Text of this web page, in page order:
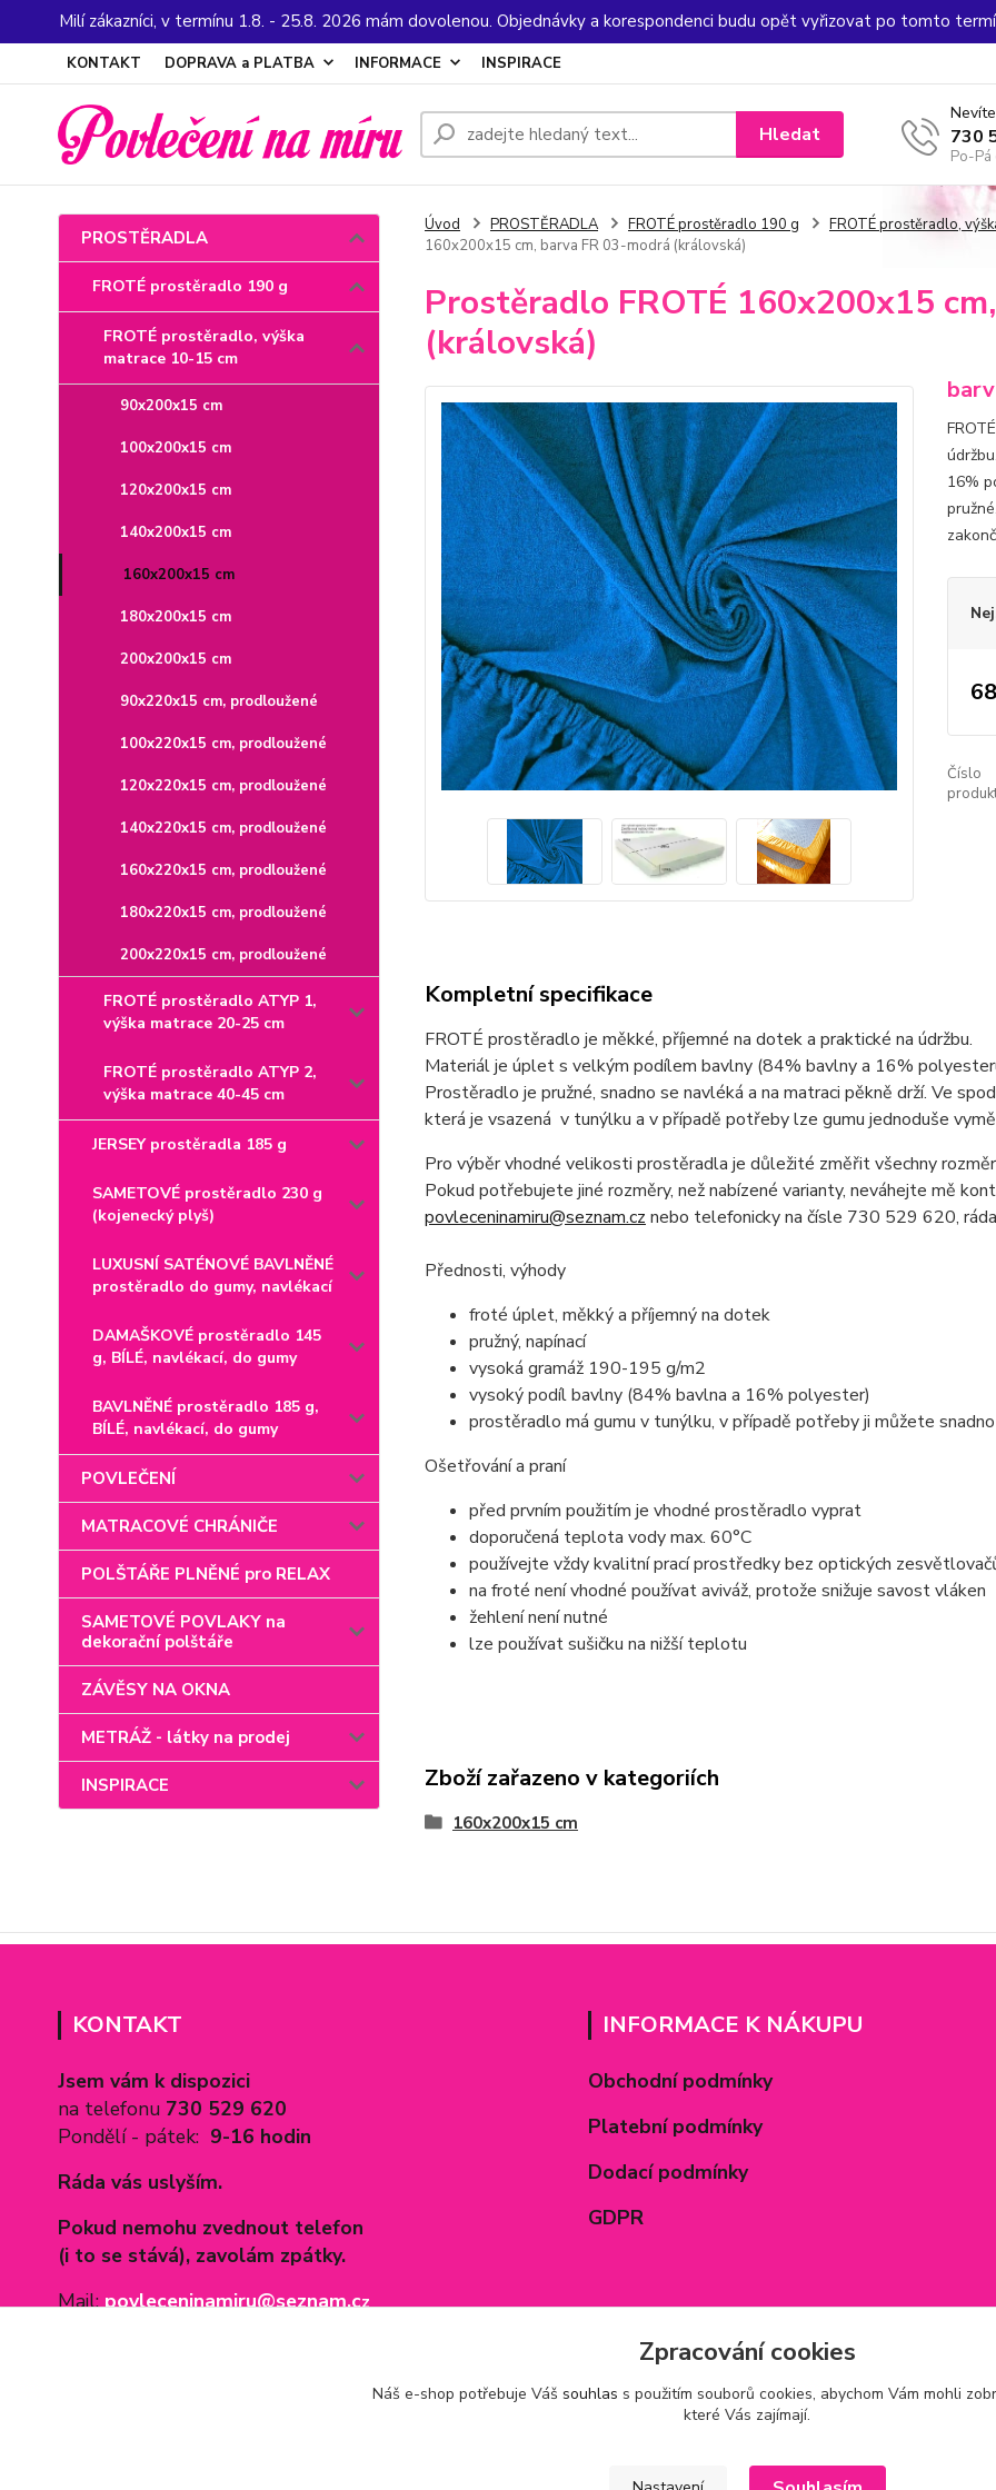
Milí zákazníci, v termínu 1.8. - 25.8. 2026 mám dovolenou. Objednávky a korespondenci budu opět vyřizovat po tomto
KONTAKT DOPRAVA a PLATBA INFORMACE INSPIRACE
Hledat 730
Po-
PROSTĚRADLA
FROTÉ prostěradlo 190 g
FROTÉ prostěradlo, výška
matrace 10-15 cm
90x200x15 cm
100x200x15 cm
120x200x15 cm
140x200x15 cm
160x200x15 cm
180x200x15 cm
200x200x15 cm
90x220x15 cm, prodloužené
100x220x15 cm, prodloužené
120x220x15 cm, prodloužené
140x220x15 cm, prodloužené
160x220x15 cm, prodloužené
180x220x15 cm, prodloužené
200x220x15 cm, prodloužené
FROTÉ prostěradlo ATYP 1,
výška matrace 20-25 cm
FROTÉ prostěradlo ATYP 2,
výška matrace 40-45 cm
JERSEY prostěradla 185 g
SAMETOVÉ prostěradlo 230 g
(kojenecký plyš)
LUXUSNÍ SATÉNOVÉ BAVLNĚNÉ
prostěradlo do gumy, navlékací
DAMAŠKOVÉ prostěradlo 145
g, BÍLÉ, navlékací, do gumy
BAVLNĚNÉ prostěradlo 185 g,
BÍLÉ, navlékací, do gumy
POVLEČENÍ
MATRACOVÉ CHRÁNIČE
POLŠTÁŘE PLNĚNÉ pro RELAX
SAMETOVÉ POVLAKY na
dekorační polštáře
ZÁVĚSY NA OKNA
METRÁŽ - látky na prodej
INSPIRACE
Úvod PROSTĚRADLA FROTÉ prostěradlo 190 g
FROTÉ prostěradlo,
160x200x15 cm, barva FR 03-modrá (královská)
Prostěradlo FROTÉ 160x200x15
(královská)
16%
Číslo
Kompletní specifikace
FROTÉ prostěradlo je měkké, příjemné na dotek a praktické na údržbu.
Materiál je úplet s velkým podílem bavlny (84% bavlny a 16%
Prostěradlo je pružné, snadno se navléká a na matraci pěkně drží. Ve
která je vsazená v tunýlku a v případě potřeby lze gumu jednoduše
Pro výběr vhodné velikosti prostěradla je důležité změřit všechny
Pokud potřebujete jiné rozměry, než nabízené varianty, neváhejte mě
povleceninamiru@seznam.cznebo telefonicky na čísle 730 529 620,
Přednosti, výhody
froté úplet, měkký a příjemný na dotek
pružný, napínací
vysoká gramáž 190-195 g/m2
vysoký podíl bavlny (84% bavlna a 16% polyester)
prostěradlo má gumu v tunýlku, v případě potřeby ji můžete
Ošetřování a praní
před prvním použitím je vhodné prostěradlo vyprat
doporučená teplota vody max. 60°C
používejte vždy kvalitní prací prostředky bez optických
na froté není vhodné používat aviváž, protože snižuje savost vláken
žehlení není nutné
lze používat sušičku na nižší teplotu
Zboží zařazeno v kategoriích
160x200x15 cm
KONTAKT
Jsem vám k dispozici
na telefonu 730 529 620
Pondělí - pátek: 9-16 hodin
Ráda vás uslyším.
Pokud nemohu zvednout telefon
(i to se stává), zavolám zpátky.
Mail:povleceninamiru@seznam.cz
INFORMACE K NÁKUPU
Obchodní podmínky
Platební podmínky
Dodací podmínky
GDPR
Zpracování cookies
Náš e-shop potřebuje Váš souhlas s použitím souborů cookies, abychom Vám mohli
které Vás zajímají.